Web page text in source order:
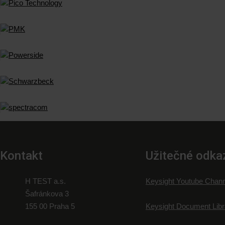
Kontakt
H TEST a.s.
Šafránkova 3
155 00 Praha 5
Užitečné
Keysight Youtube
Keysight Document